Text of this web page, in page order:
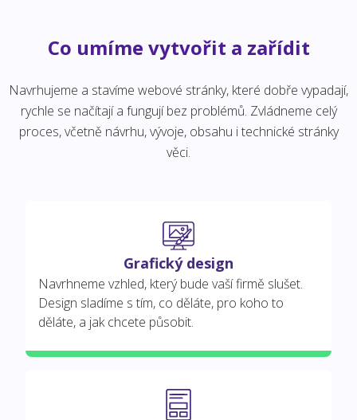
Co umíme vytvořit a zařídit
Navrhujeme a stavíme webové stránky, které dobře vypadají,
rychle se načítají a fungují bez problémů. Zvládneme celý
proces, včetně návrhu, vývoje, obsahu i technické stránky
věci.
Grafický design
Navrhneme vzhled, který bude vaší firmě slušet.
Design sladíme s tím, co děláte, pro koho to
děláte, a jak chcete působit.